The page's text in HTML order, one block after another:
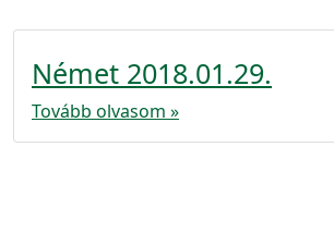
Német 2018.01.29.
Tovább olvasom »